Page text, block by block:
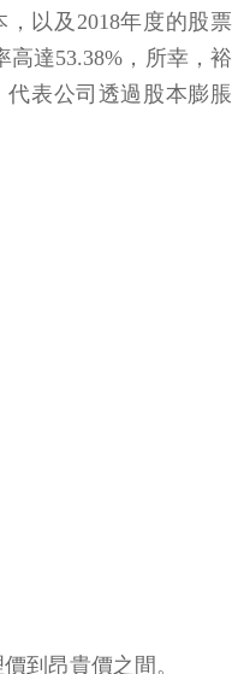
以及2018年度的股票
達53.38%，所幸，裕
表公司透過股本膨脹
到昂貴價之間。